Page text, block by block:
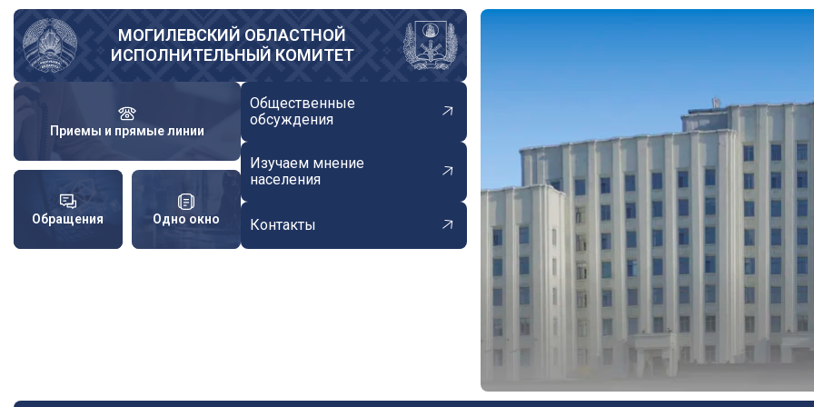
Перейти
основному
содержанию
МОГИЛЕВСКИЙ ОБЛАСТНОЙ
ИСПОЛНИТЕЛЬНЫЙ КОМИТЕТ
Приемы и прямые линии
Обращения Одно окно
Общественные
обсуждения
Изучаем мнение
населения
Контакты